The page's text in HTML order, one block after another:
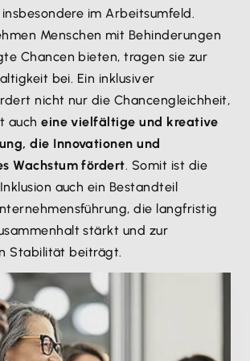
im Arbeitsumfeld.
Menschen mit Behinderungen
Chancen bieten, tragen sie zur
bei. Ein inklusiver
nicht nur die Chancengleichheit,
aucheine vielfältige und kreative
die Innovationen und
Wachstum fördert. Somit ist die
auch ein Bestandteil
die langfristig
stärkt und zur
Stabilität beiträgt.